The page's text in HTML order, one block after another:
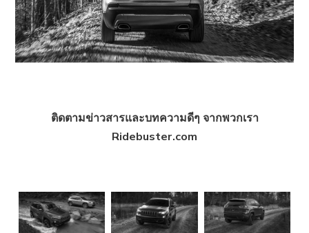
ติดตามข่าวสารและบทความดีๆ จากพวกเรา
Ridebuster.com